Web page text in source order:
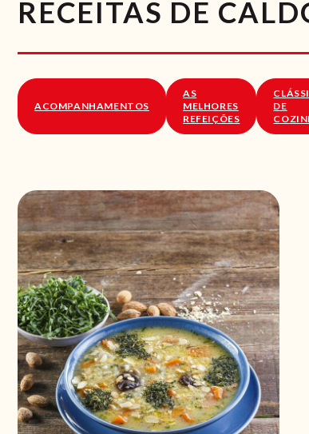
RECEITAS DE
ACOMPANHAMENTOS
AS
MELHORES
REFEIÇÕES
DE